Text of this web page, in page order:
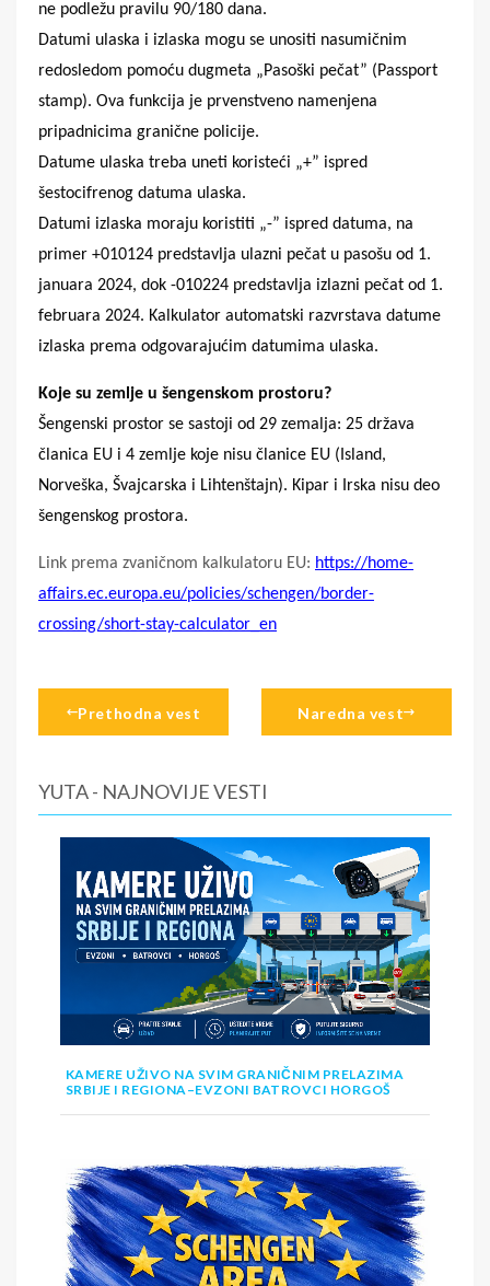
ne podležu pravilu 90/180 dana.
Datumi ulaska i izlaska mogu se unositi nasumičnim
redosledom pomoću dugmeta „Pasoški pečat” (Passport
stamp). Ova funkcija je prvenstveno namenjena
pripadnicima granične policije.
Datume ulaska treba uneti koristeći „+” ispred
šestocifrenog datuma ulaska.
Datumi izlaska moraju koristiti „-” ispred datuma, na
primer +010124 predstavlja ulazni pečat u pasošu od 1.
januara 2024, dok -010224 predstavlja izlazni pečat od 1.
februara 2024. Kalkulator automatski razvrstava datume
izlaska prema odgovarajućim datumima ulaska.
Koje su zemlje u šengenskom prostoru?
Šengenski prostor se sastoji od 29 zemalja: 25 država
članica EU i 4 zemlje koje nisu članice EU (Island,
Norveška, Švajcarska i Lihtenštajn). Kipar i Irska nisu deo
šengenskog prostora.
Link prema zvaničnom kalkulatoru EU: https://home-
affairs.ec.europa.eu/policies/schengen/border-
crossing/short-stay-calculator_en
Prethodna vest Naredna vest
YUTA - NAJNOVIJE VESTI
KAMERE UŽIVO NA SVIM GRANIČNIM PRELAZIMA
SRBIJE I REGIONA–EVZONI BATROVCI HORGOŠ